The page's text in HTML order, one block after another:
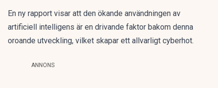
En ny rapport visar att den ökande användningen av
artificiell intelligens är en drivande faktor bakom denna
oroande utveckling, vilket skapar ett allvarligt cyberhot.
ANNONS